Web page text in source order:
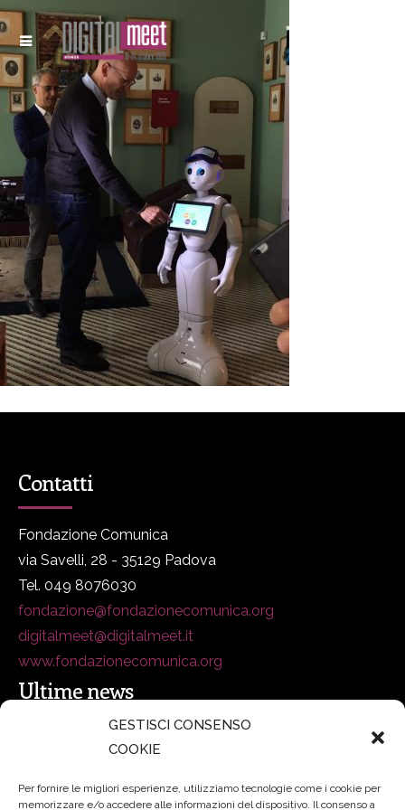
GESTISCI CONSENSO
COOKIE
Per fornire le migliori esperienze, utilizziamo tecnologie come i cookie per
memorizzare e/o accedere alle informazioni del dispositivo. Il consenso a
Contatti
Fondazione Comunica
via Savelli, 28 - 35129 Padova
Tel. 049 8076030
fondazione@fondazionecomunica.org
digitalmeet@digitalmeet.it
www.fondazionecomunica.org
Ultime news
secsolutionforum 2026: è Bologna la nuova capitale